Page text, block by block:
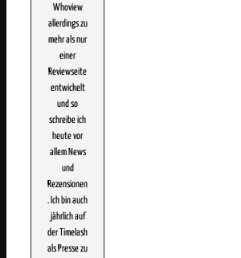
Whoview
allerdings zu
mehr als nur
einer
Reviewseite
entwickelt
und so
schreibe ich
heute vor
allem News
und
Rezensionen
. Ich bin auch
jährlich auf
der Timelash
als Presse zu